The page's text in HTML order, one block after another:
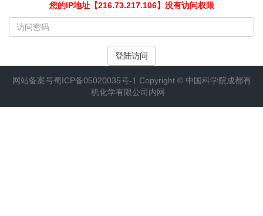
您的IP地址【216.73.217.106】没有访问权限
输
入
访
密
码
登陆访问
网站备案号蜀ICP备05020035号-1 Copyright © 中国科学院成都有
机化学有限公司内网